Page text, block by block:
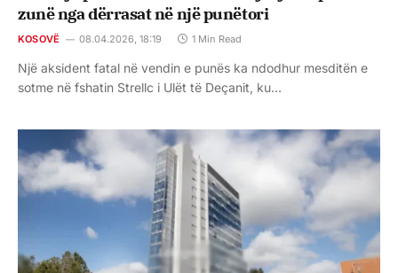
zunë nga dërrasat në një punëtori
KOSOVË 08.04.2026, 18:19 1 Min Read
Një aksident fatal në vendin e punës ka ndodhur mesditën e
sotme në fshatin Strellc i Ulët të Deçanit, ku…